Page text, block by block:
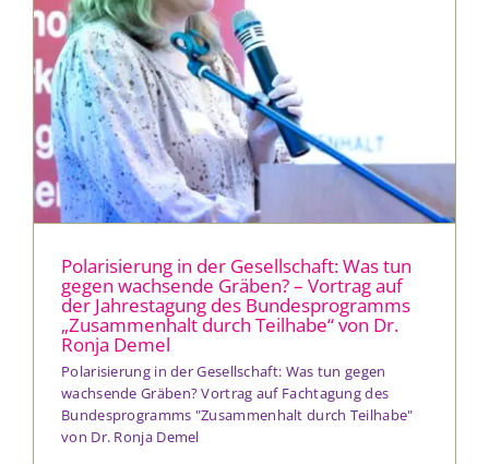
Polarisierung in der Gesellschaft: Was tun
gegen wachsende Gräben? – Vortrag auf
der Jahrestagung des Bundesprogramms
„Zusammenhalt durch Teilhabe“ von Dr.
Ronja Demel
Polarisierung in der Gesellschaft: Was tun gegen
wachsende Gräben? Vortrag auf Fachtagung des
Bundesprogramms "Zusammenhalt durch Teilhabe"
von Dr. Ronja Demel